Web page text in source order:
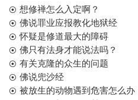
想修禅怎么入定啊？
佛说罪业应报教化地狱经
怀疑是修道最大的障碍
佛只有法身才能说法吗？
有关克隆的众生的问题
佛说兜沙经
被放生的动物遇到危害怎么办